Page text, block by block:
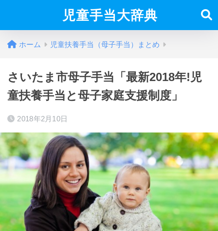
児童手当大辞典
ホーム 児童扶養手当（母子手当）まとめ
さいたま市母子手当「最新2018年!児
童扶養手当と母子家庭支援制度」
2018年2月10日